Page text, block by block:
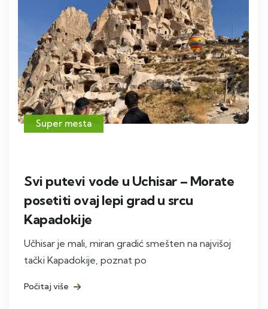
Super mesta
Svi putevi vode u Uchisar – Morate
posetiti ovaj lepi grad u srcu
Kapadokije
Učhisar je mali, miran gradić smešten na najvišoj
tački Kapadokije, poznat po
Počitaj više